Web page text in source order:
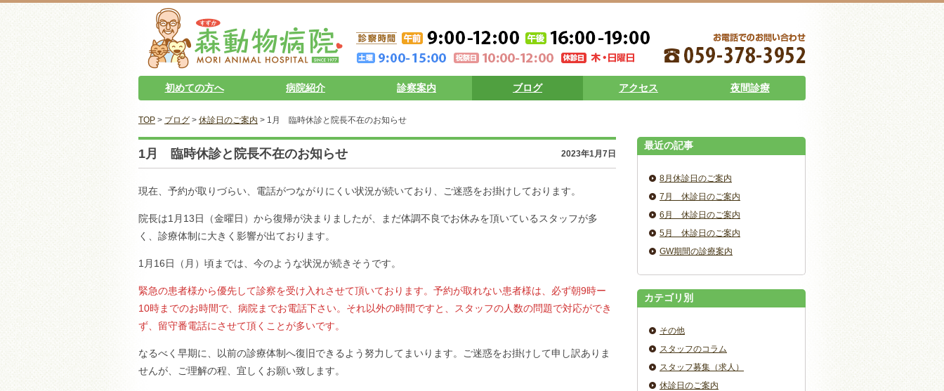
初めての方へ 病院紹介 診察案内 ブログ アクセス 夜間診療
TOP > ブログ > 休診日のご案内 > 1月 臨時休診と院長不在のお知らせ
1月 臨時休診と院長不在のお知らせ 2023年1月7日
現在、予約が取りづらい、電話がつながりにくい状況が続いており、ご迷惑をお掛けしております。
院長は1月13日（金曜日）から復帰が決まりましたが、まだ体調不良でお休みを頂いているスタッフが多
く、診療体制に大きく影響が出ております。
1月16日（月）頃までは、今のような状況が続きそうです。
緊急の患者様から優先して診察を受け入れさせて頂いております。予約が取れない患者様は、必ず朝9時ー
10時までのお時間で、病院までお電話下さい。それ以外の時間ですと、スタッフの人数の問題で対応ができ
ず、留守番電話にさせて頂くことが多いです。
なるべく早期に、以前の診療体制へ復旧できるよう努力してまいります。ご迷惑をお掛けして申し訳ありま
せんが、ご理解の程、宜しくお願い致します。
最近の記事
8月休診日のご案内
7月 休診日のご案内
6月 休診日のご案内
5月 休診日のご案内
GW期間の診療案内
カテゴリ別
その他
スタッフのコラム
スタッフ募集（求人）
休診日のご案内